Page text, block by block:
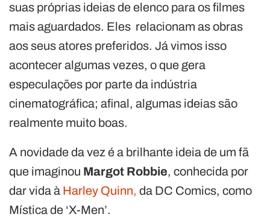
suas próprias ideias de elenco para os filmes
mais aguardados. Eles relacionam as obras
aos seus atores preferidos. Já vimos isso
acontecer algumas vezes, o que gera
especulações por parte da indústria
cinematográfica; afinal, algumas ideias são
realmente muito boas.
A novidade da vez é a brilhante ideia de um fã
que imaginou Margot Robbie, conhecida por
dar vida à Harley Quinn, da DC Comics, como
Mística de ‘X-Men’.